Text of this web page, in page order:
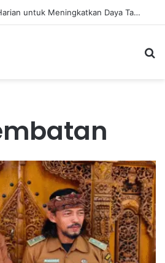
Strategi Kesehatan Harian untuk Meningkatkan Daya Tahan Tubuh dalam Beraktivitas